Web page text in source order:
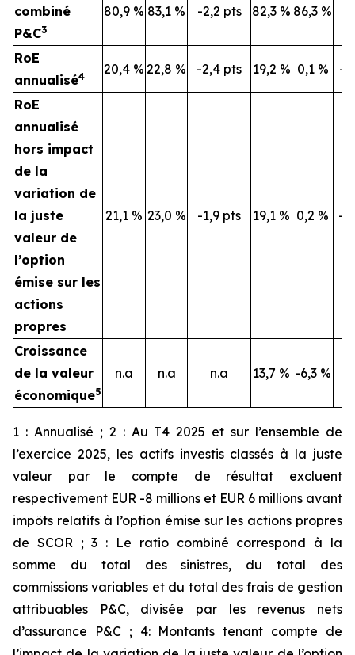
combiné
P&C3
80,9 % 83,1 % -2,2 pts 82,3 % 86,3 %
RoE
annualisé4 20,4 % 22,8 % -2,4 pts 19,2 % 0,1 %
RoE
annualisé
hors impact
de la
variation de
la juste
valeur de
l’option
émise sur les
actions
propres
21,1 % 23,0 % -1,9 pts 19,1 % 0,2 %
Croissance
de la valeur
économique5
n.a n.a n.a 13,7 % -6,3 %
1 : Annualisé ; 2 : Au T4 2025 et sur l’ensemble de
l’exercice 2025, les actifs investis classés à la juste
valeur par le compte de résultat excluent
respectivement EUR -8 millions et EUR 6 millions avant
impôts relatifs à l’option émise sur les actions propres
de SCOR ; 3 : Le ratio combiné correspond à la
somme du total des sinistres, du total des
commissions variables et du total des frais de gestion
attribuables P&C, divisée par les revenus nets
d’assurance P&C ; 4: Montants tenant compte de